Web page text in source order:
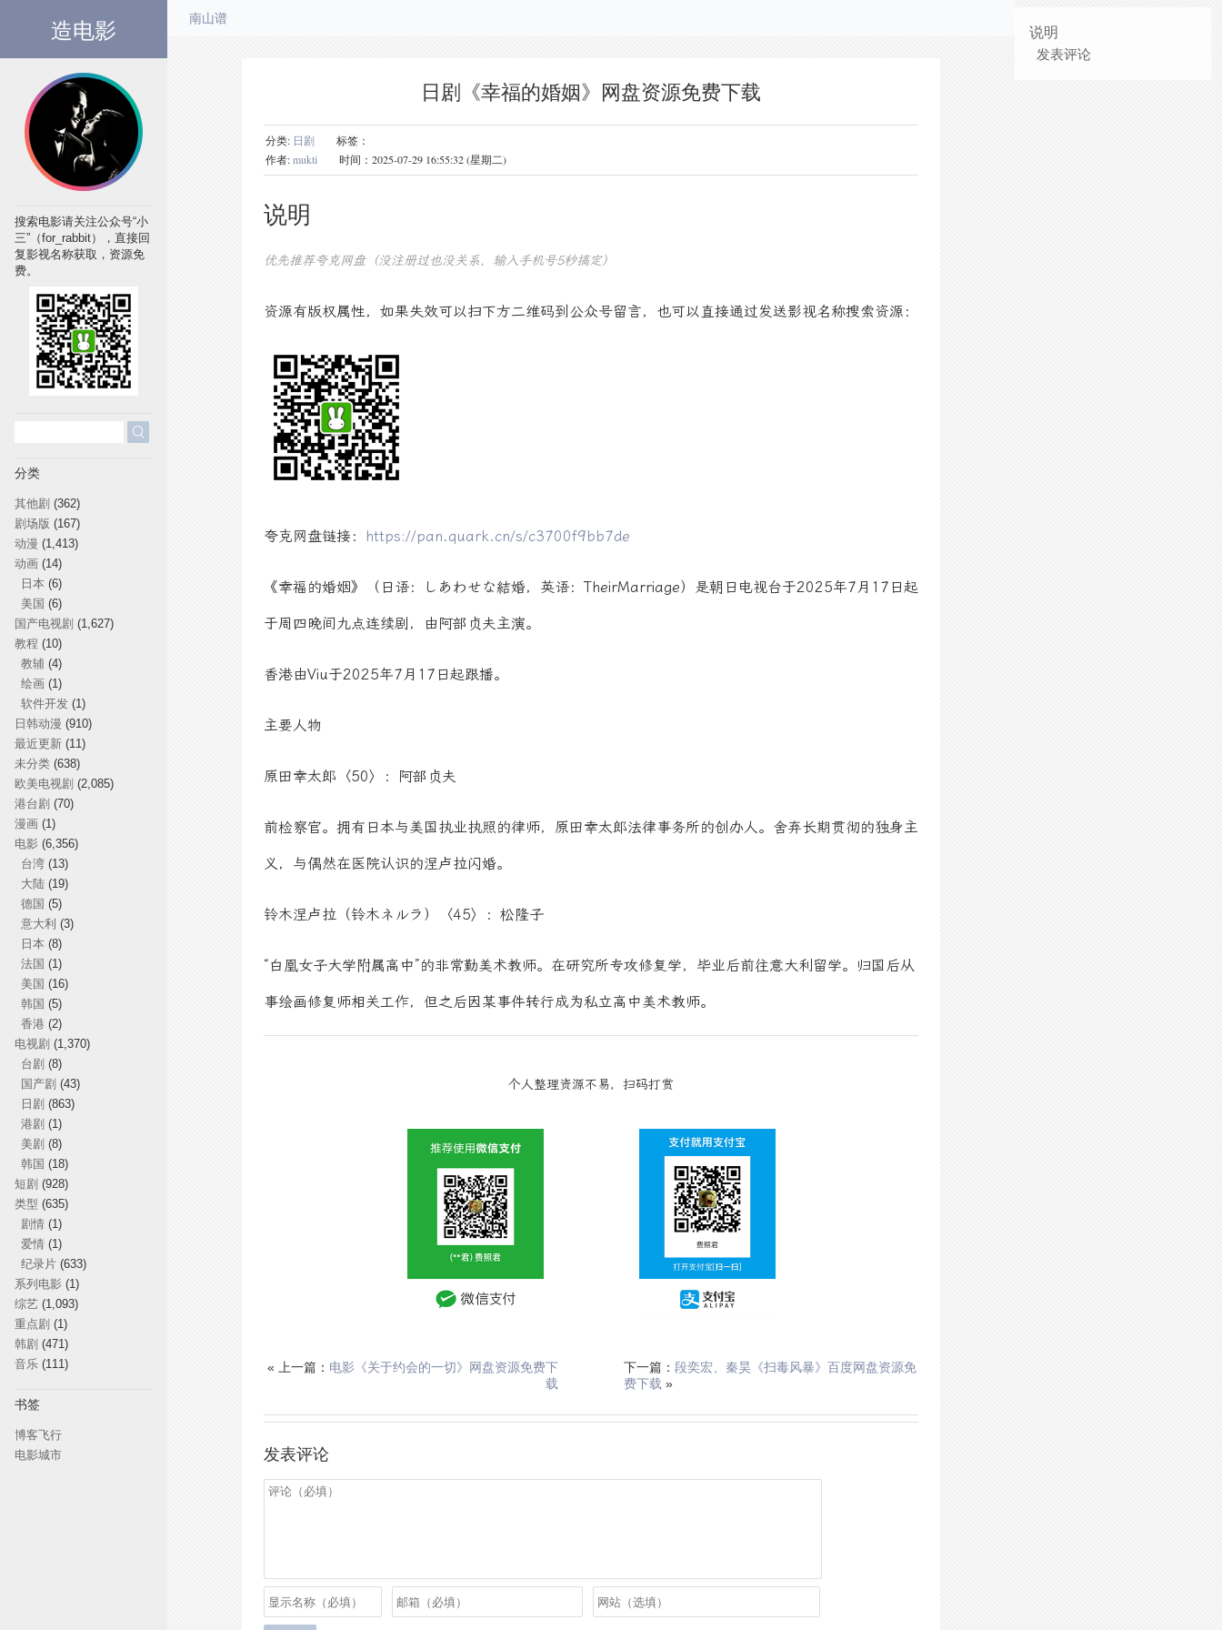
造电影 南山谱
日剧《幸福的婚姻》网盘资源免费下载
分类: 日剧 标签：
作者:mukti 时间：2025-07-29 16:55:32 (星期二)
说明
优先推荐夸克网盘（没注册过也没关系，输入手机号5秒搞定）
资源有版权属性，如果失效可以扫下方二维码到公众号留言，也可以直接通过发送影视名称搜索资源：
夸克网盘链接： https://pan.quark.cn/s/c3700f9bb7de
《幸福的婚姻》（日语：しあわせな結婚，英语：TheirMarriage）是朝日电视台于2025年7月17日起
于周四晚间九点连续剧，由阿部贞夫主演。
香港由Viu于2025年7月17日起跟播。
主要人物
原田幸太郎〈50〉：阿部贞夫
前检察官。拥有日本与美国执业执照的律师，原田幸太郎法律事务所的创办人。舍弃长期贯彻的独身主
义，与偶然在医院认识的涅卢拉闪婚。
铃木涅卢拉（铃木ネルラ）〈45〉：松隆子
“白凰女子大学附属高中”的非常勤美术教师。在研究所专攻修复学，毕业后前往意大利留学。归国后从
事绘画修复师相关工作，但之后因某事件转行成为私立高中美术教师。
个人整理资源不易，扫码打赏
« 上一篇： 电影《关于约会的一切》网盘资源免费下
载
下一篇： 段奕宏、秦昊《扫毒风暴》百度网盘资源免
费下载 »
发表评论
搜索电影请关注公众号“小
三”（for_rabbit），直接回
复影视名称获取，资源免
费。
分类
其他剧 (362)
剧场版 (167)
动漫 (1,413)
动画 (14)
日本 (6)
美国 (6)
国产电视剧 (1,627)
教程 (10)
教辅(4)
绘画(1)
软件开发(1)
日韩动漫 (910)
最近更新 (11)
未分类 (638)
欧美电视剧 (2,085)
港台剧 (70)
漫画 (1)
电影 (6,356)
台湾(13)
大陆(19)
德国 (5)
意大利 (3)
日本 (8)
法国 (1)
美国 (16)
韩国 (5)
香港 (2)
电视剧 (1,370)
台剧 (8)
国产剧 (43)
日剧 (863)
港剧 (1)
美剧 (8)
韩国 (18)
短剧 (928)
类型 (635)
剧情(1)
爱情(1)
纪录片(633)
系列电影 (1)
综艺 (1,093)
重点剧 (1)
韩剧 (471)
音乐 (111)
书签
博客飞行
电影城市
说明
发表评论